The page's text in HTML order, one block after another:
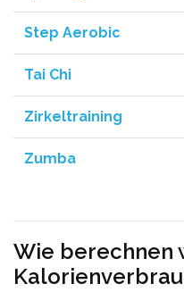
Step Aerobic
Tai Chi
Zirkeltraining
Zumba
Wie berechnen